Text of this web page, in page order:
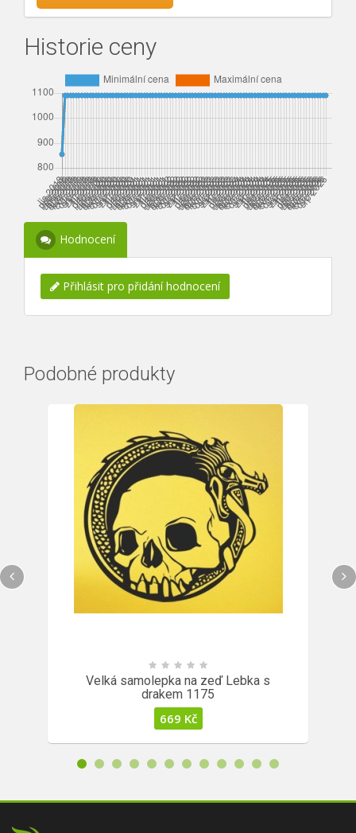
Historie ceny
Hodnocení
Přihlásit pro přidání hodnocení
Podobné produkty
Velká samolepka na zeď Lebka s
drakem 1175
669 Kč